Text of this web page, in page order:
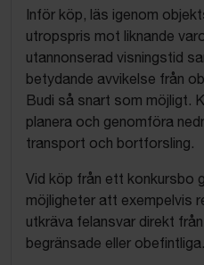
Inför köp, läs igenom
utropspris mot liknande
utannonserad visningstid
betydande avvikelse från
Budi så snart som möjligt.
planera och genomföra
transport och bortforsling.
Vid köp från ett konkursbo
möjligheter att exempelvis
utkräva felansvar direkt
begränsade eller obefintliga.